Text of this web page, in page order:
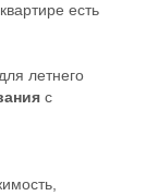
есть
летнего
с
,